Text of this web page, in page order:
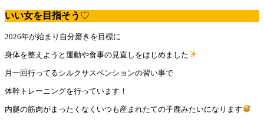
いい女を目指そう ♡
2026年が始まり自分磨きを目標に
身体を整えようと運動や食事の見直しをはじめました
月一回行ってるシルクサスペンションの習い事で
体幹トレーニングを行っています！
内腿の筋肉がまったくなくいつも産まれたての子鹿みたいになります